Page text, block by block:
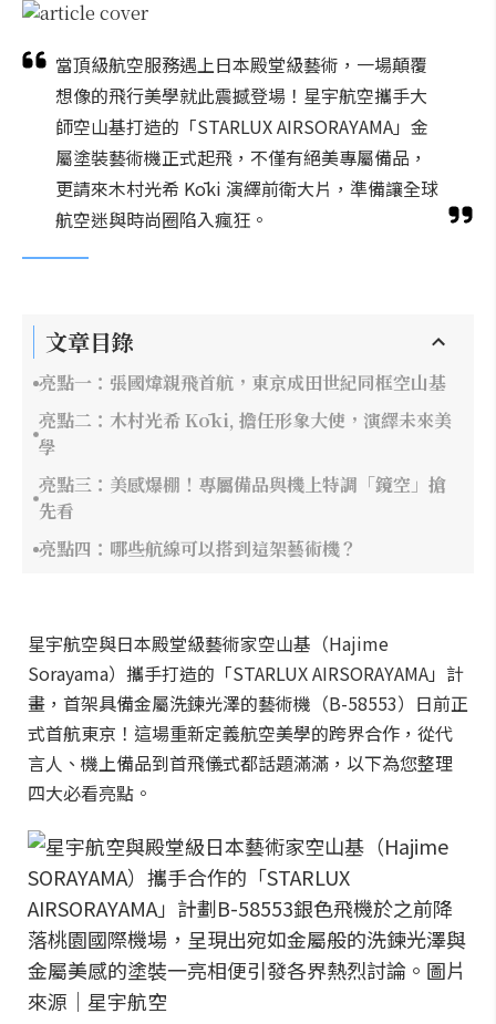
當頂級航空服務遇上日本殿堂級藝術，一場顛覆
想像的飛行美學就此震撼登場！星宇航空攜手大
師空山基打造的「STARLUX AIRSORAYAMA」金
屬塗裝藝術機正式起飛，不僅有絕美專屬備品，
更請來木村光希 Kōki 演繹前衛大片，準備讓全球
航空迷與時尚圈陷入瘋狂。
文章目錄
亮點一：張國煒親飛首航，東京成田世紀同框空山基
亮點二：木村光希 Kōki, 擔任形象大使，演繹未來美
學
亮點三：美感爆棚！專屬備品與機上特調「鏡空」搶
先看
亮點四：哪些航線可以搭到這架藝術機？
星宇航空與日本殿堂級藝術家空山基（Hajime
Sorayama）攜手打造的「STARLUX AIRSORAYAMA」計
畫，首架具備金屬洗鍊光澤的藝術機（B-58553）日前正
式首航東京！這場重新定義航空美學的跨界合作，從代
言人、機上備品到首飛儀式都話題滿滿，以下為您整理
四大必看亮點。